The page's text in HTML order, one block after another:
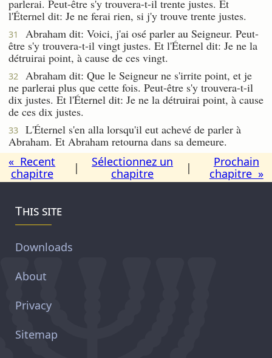
parlerai. Peut-être s'y trouvera-t-il trente justes. Et
l'Éternel dit: Je ne ferai rien, si j'y trouve trente justes.
31
Abraham dit: Voici, j'ai osé parler au Seigneur. Peut-
être s'y trouvera-t-il vingt justes. Et l'Éternel dit: Je ne la
détruirai point, à cause de ces vingt.
32
Abraham dit: Que le Seigneur ne s'irrite point, et je
ne parlerai plus que cette fois. Peut-être s'y trouvera-t-il
dix justes. Et l'Éternel dit: Je ne la détruirai point, à cause
de ces dix justes.
33
L'Éternel s'en alla lorsqu'il eut achevé de parler à
Abraham. Et Abraham retourna dans sa demeure.
« Recent
chapitre
|
Sélectionnez un
chapitre
|
Prochain
chapitre »
This site
Downloads
About
Privacy
Sitemap